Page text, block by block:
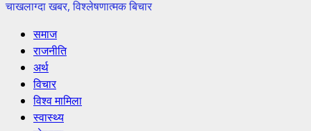
चाखलाग्दा खबर, विश्लेषणात्मक बिचार
Primary
Menu
समाज
राजनीति
अर्थ
विचार
विश्व मामिला
स्वास्थ्य